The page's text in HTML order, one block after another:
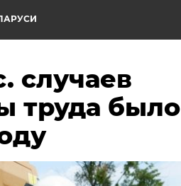
случаев
труда было